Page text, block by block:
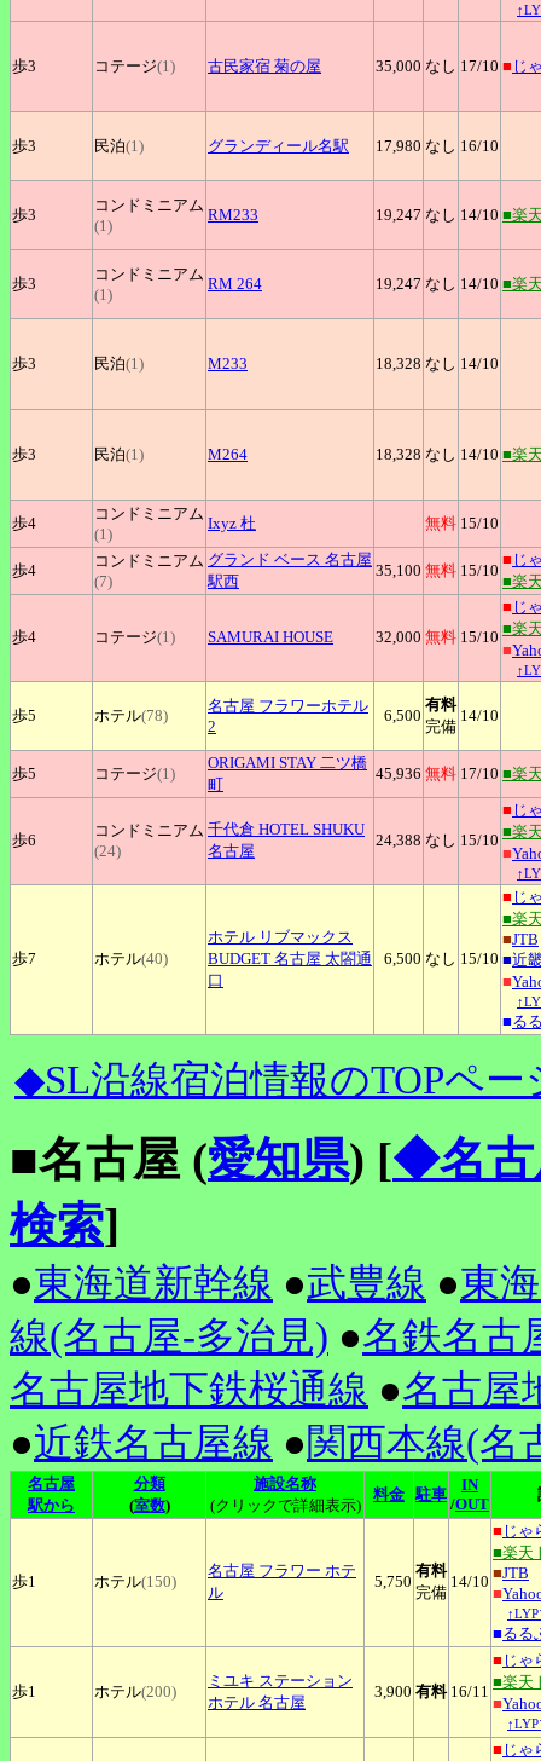
歩3 コテージ(1) 古民家宿 菊の屋 35,000 なし 17/10 ■ じ
歩3 民泊(1) グランディール名駅 17,980 なし 16/10
歩3
コンドミニアム
(1)
RM233 19,247 なし 14/10 ■楽
歩3
コンドミニアム
(1)
RM 264 19,247 なし 14/10 ■楽
歩3 民泊(1) M233 18,328 なし 14/10
歩3 民泊(1) M264 18,328 なし 14/10 ■楽
歩4
コンドミニアム
(1)
Ixyz 杜 無料 15/10
歩4
コンドミニアム
(7)
グランド ベース 名古屋
駅西
35,100 無料 15/10
■ じ
■楽
歩4 コテージ(1) SAMURAI HOUSE 32,000 無料 15/10
■ じ
■楽
■
歩5 ホテル(78)
名古屋 フラワーホテル
2
6,500
有料
完備
14/10
歩5 コテージ(1)
ORIGAMI STAY 二ツ橋
町
45,936 無料 17/10 ■楽
歩6
コンドミニアム
(24)
千代倉 HOTEL SHUKU
名古屋
24,388 なし 15/10
■ じ
■楽
■
歩7 ホテル(40)
ホテル リブマックス
BUDGET 名古屋 太閤通
口
6,500 なし 15/10
■ じ
■楽
■JTB
■近
■
■る
◆SL沿線宿泊情報のTOPペー
■名古屋 (愛知県) [◆名古
検索]
●東海道新幹線 ●武豊線 ●東
線(名古屋-多治見) ●名鉄名古
名古屋地下鉄桜通線 ●名古屋
●近鉄名古屋線 ●関西本線(名
名古屋
駅から
分類
(室数)
施設名称
(クリックで詳細表示)
料金 駐車
IN
/OUT
歩1 ホテル(150)
名古屋 フラワー ホテ
ル
5,750
有料
完備
14/10
■ じゃ
■楽天
■JTB
■
■るる
歩1 ホテル(200)
ミユキ ステーション
ホテル 名古屋
3,900 有料 16/11
■ じゃ
■楽天
■
■ じゃ